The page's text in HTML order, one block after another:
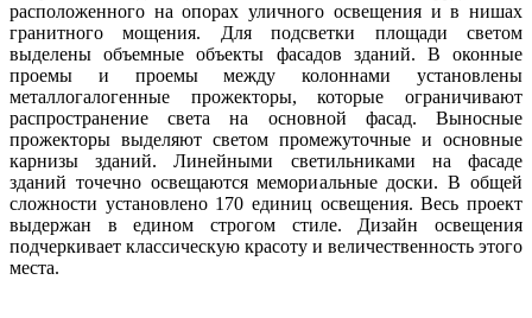
расположенного на опорах уличного освещения и в нишах
гранитного мощения. Для подсветки площади светом
выделены объемные объекты фасадов зданий. В оконные
проемы и проемы между колоннами установлены
металлогалогенные прожекторы, которые ограничивают
распространение света на основной фасад. Выносные
прожекторы выделяют светом промежуточные и основные
карнизы зданий. Линейными светильниками на фасаде
зданий точечно освещаются мемориальные доски. В общей
сложности установлено 170 единиц освещения. Весь проект
выдержан в едином строгом стиле. Дизайн освещения
подчеркивает классическую красоту и величественность этого
места.